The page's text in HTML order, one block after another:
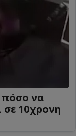
πόσο να
σε 10χρονη